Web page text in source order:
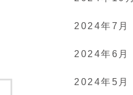
2024年7月
2024年6月
2024年5月